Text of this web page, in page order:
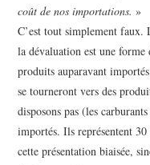
coût de nos importations. »
C’est tout simplement faux.
la dévaluation est une
produits auparavant
se tourneront vers des
disposons pas (les
importés. Ils représentent
cette présentation biaisée,